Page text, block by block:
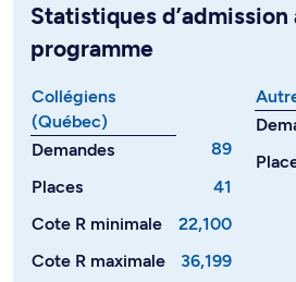
Statistiques d’admission
programme
Collégiens
(Québec)
Demandes
89
Places
41
Cote R minimale
22,100
Cote R maximale
36,199